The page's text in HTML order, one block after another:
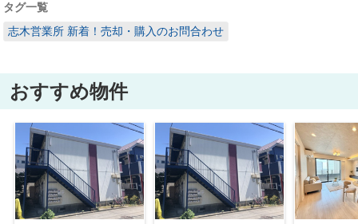
タグ一覧
志木営業所 新着！売却・購入のお問合わせ
おすすめ物件